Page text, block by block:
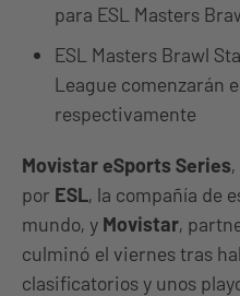
para ESL Masters
ESL Masters Brawl
League comenzarán
respectivamente
Movistar eSports Series
por ESL, la compañía de
mundo, y Movistar,
culminó el viernes tras
clasificatorios y unos